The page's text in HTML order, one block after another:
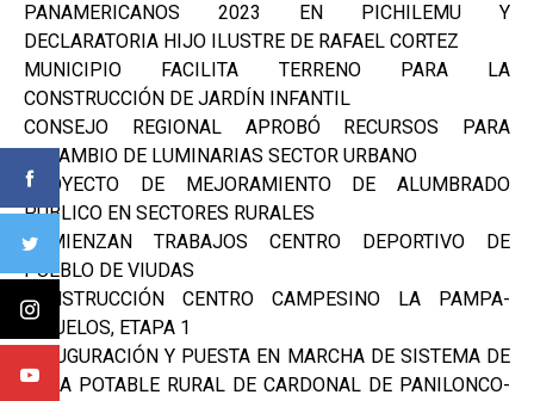
PANAMERICANOS 2023 EN PICHILEMU Y
DECLARATORIA HIJO ILUSTRE DE RAFAEL CORTEZ
MUNICIPIO FACILITA TERRENO PARA LA
CONSTRUCCIÓN DE JARDÍN INFANTIL
CONSEJO REGIONAL APROBÓ RECURSOS PARA
RECAMBIO DE LUMINARIAS SECTOR URBANO
PROYECTO DE MEJORAMIENTO DE ALUMBRADO
PÚBLICO EN SECTORES RURALES
COMIENZAN TRABAJOS CENTRO DEPORTIVO DE
PUEBLO DE VIUDAS
CONSTRUCCIÓN CENTRO CAMPESINO LA PAMPA-
CIRUELOS, ETAPA 1
INAUGURACIÓN Y PUESTA EN MARCHA DE SISTEMA DE
AGUA POTABLE RURAL DE CARDONAL DE PANILONCO-